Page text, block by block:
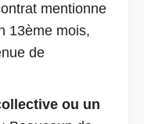
mentionne
13ème mois,
de
ou un